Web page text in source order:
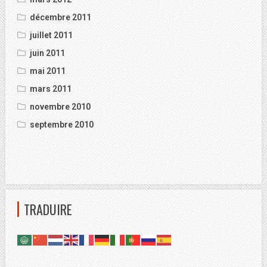
décembre 2011
juillet 2011
juin 2011
mai 2011
mars 2011
novembre 2010
septembre 2010
TRADUIRE